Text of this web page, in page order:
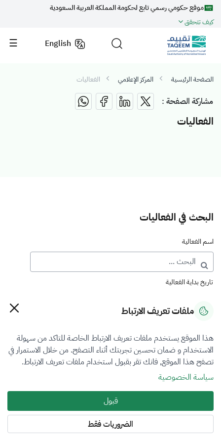
موقع حكومي رسمي تابع لحكومة المملكة العربية السعودية
كيف تتحقق
English
الصفحة الرئيسية المركز الإعلامي الفعاليات
مشاركة الصفحة :
الفعاليات
البحث في الفعاليات
اسم الفعالية
تاريخ بداية الفعالية
نوع الفعالية
ملتقى مهني
ملفات تعريف الارتباط
هذا الموقع يستخدم ملفات تعريف الارتباط الخاصة للتاكد من سهولة
الاستخدام و ضمان تحسين تجربتك أثناء التصفح. من خلال الاستمرار في
تصفح هذا الموقع, فانك تقر بقبول استخدام ملفات تعريف الارتباط.
سياسة الخصوصية
قبول
الضروريات فقط